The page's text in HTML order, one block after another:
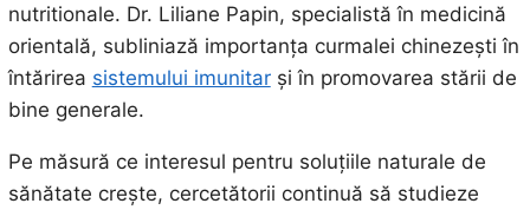
nutritionale. Dr. Liliane Papin, specialistă în medicină
orientală, subliniază importanța curmalei chinezești în
întărirea sistemului imunitarși în promovarea stării de
bine generale.
Pe măsură ce interesul pentru soluțiile naturale de
sănătate crește, cercetătorii continuă să studieze